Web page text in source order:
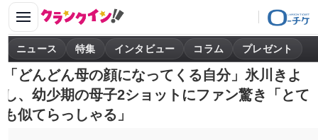
ニュース 特集 インタビュー コラム プレゼント
「どんどん母の顔になってくる自分」氷川きよ
し、幼少期の母子2ショットにファン驚き「とて
も似てらっしゃる」